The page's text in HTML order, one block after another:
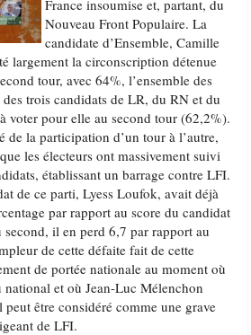
France insoumise et, partant, du
Nouveau Front Populaire. La
candidate d’Ensemble, Camille
largement la circonscription détenue
tour, avec 64%, l’ensemble des
trois candidats de LR, du RN et du
voter pour elle au second tour (62,2%).
de la participation d’un tour à l’autre,
les électeurs ont massivement suivi
établissant un barrage contre LFI.
de ce parti, Lyess Loufok, avait déjà
par rapport au score du candidat
il en perd 6,7 par rapport au
de cette défaite fait de cette
de portée nationale au moment où
national et où Jean-Luc Mélenchon
peut être considéré comme une grave
de LFI.